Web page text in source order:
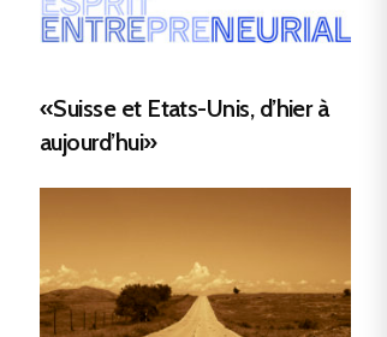
«Suisse et Etats-Unis, d’hier à
aujourd’hui»